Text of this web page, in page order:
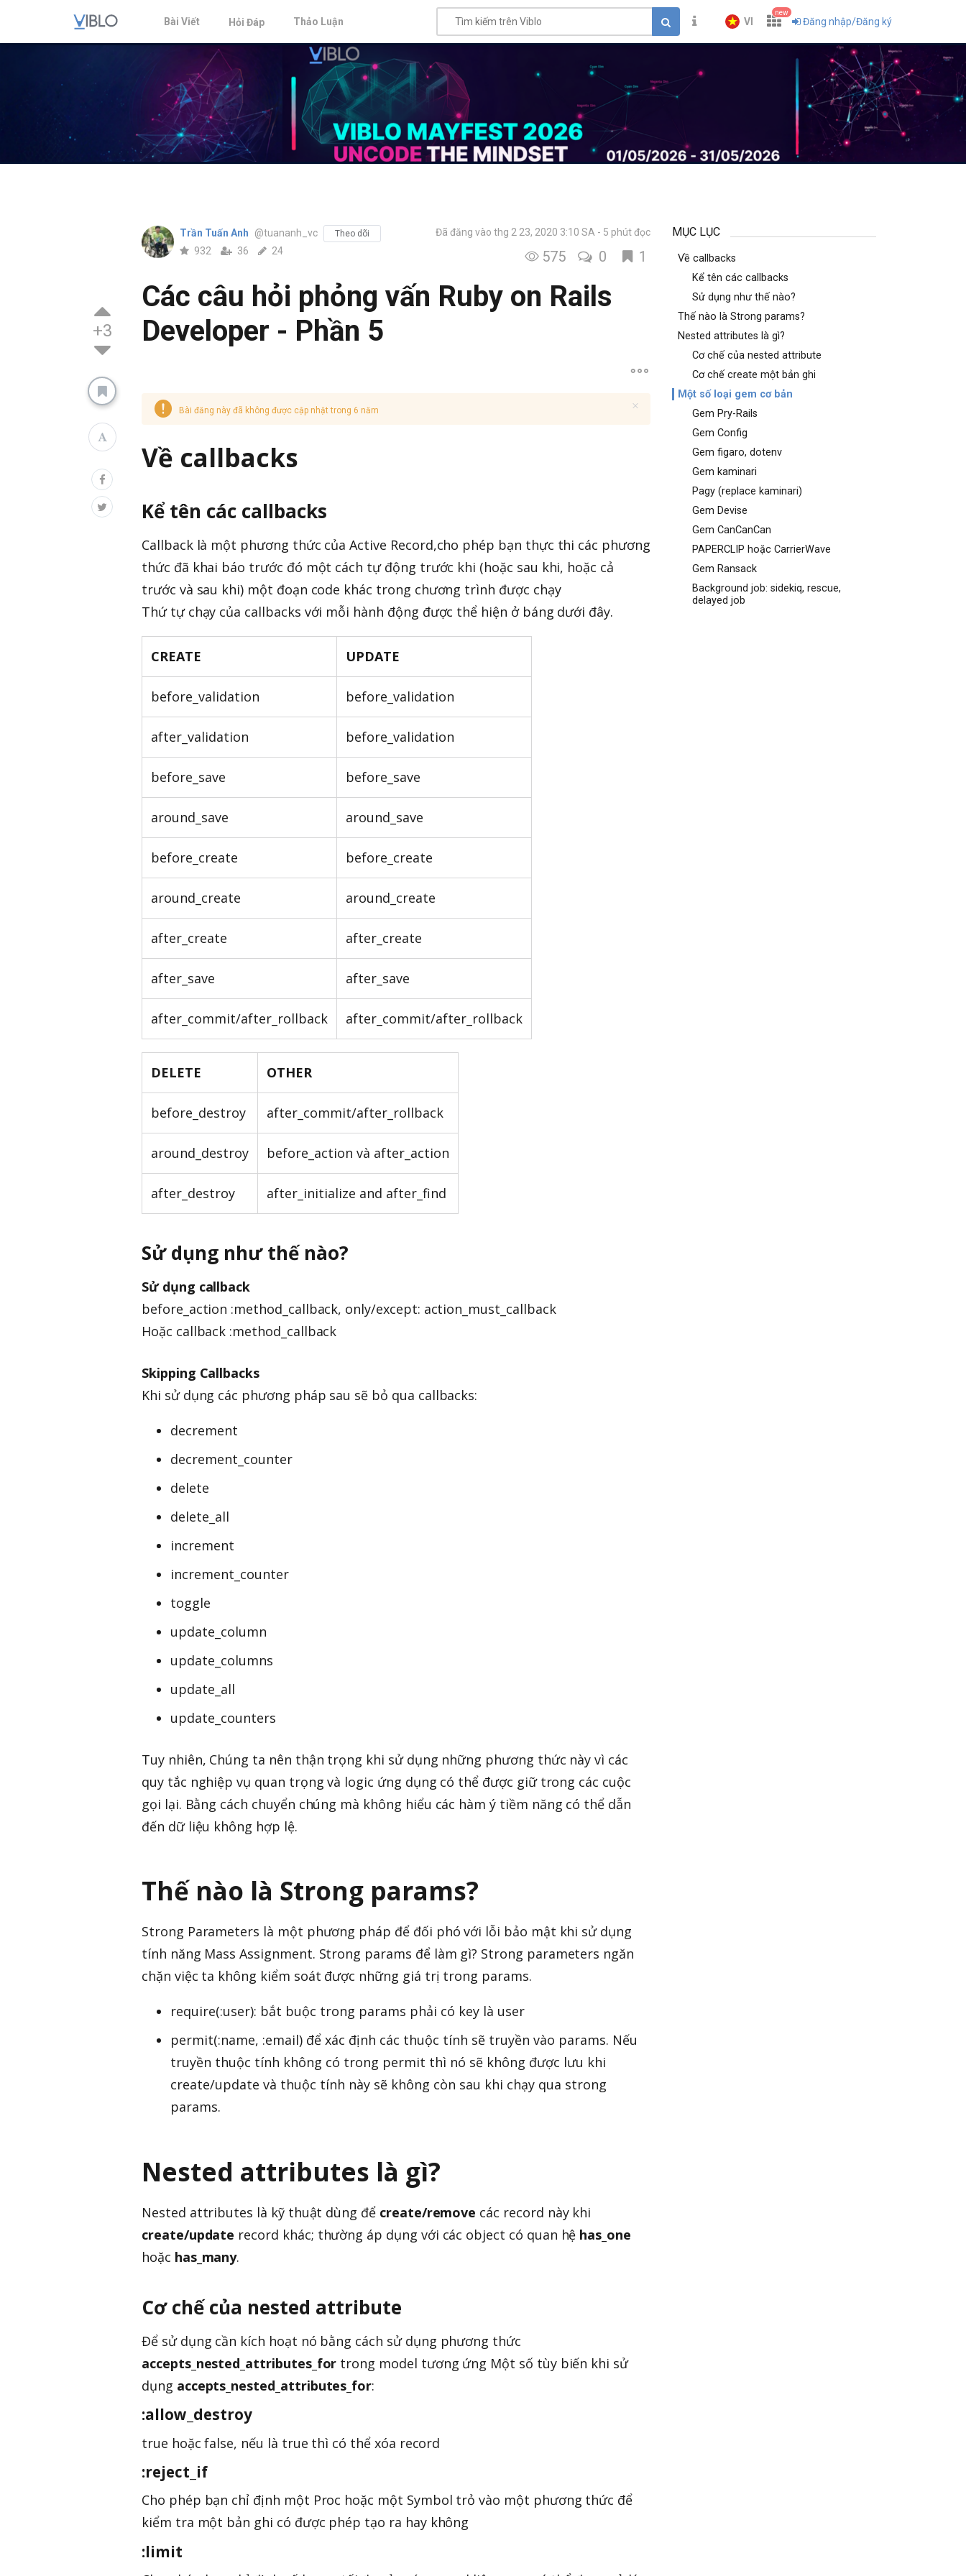
Bài Viết Hỏi Đáp Thảo Luận VI
new
Đăng nhập/Đăng ký
+3
Trần Tuấn Anh @tuananh_vc Theo dõi
932 36 24
Đã đăng vào thg 2 23, 2020 3:10 SA 5 phút đọc
575 0 1
Các câu hỏi phỏng vấn Ruby on Rails
Developer - Phần 5
Bài đăng này đã không được cập nhật trong 6 năm
Về callbacks
Kể tên các callbacks
Callback là một phương thức của Active Record,cho phép bạn thực thi các phương
thức đã khai báo trước đó một cách tự động trước khi (hoặc sau khi, hoặc cả
trước và sau khi) một đoạn code khác trong chương trình được chạy
Thứ tự chạy của callbacks với mỗi hành động được thể hiện ở báng dưới đây.
CREATE UPDATE
before_validation before_validation
after_validation before_validation
before_save before_save
around_save around_save
before_create before_create
around_create around_create
after_create after_create
after_save after_save
after_commit/after_rollback after_commit/after_rollback
DELETE OTHER
before_destroy after_commit/after_rollback
around_destroy before_action và after_action
after_destroy after_initialize and after_find
Sử dụng như thế nào?
Sử dụng callback
before_action :method_callback, only/except: action_must_callback
Hoặc callback :method_callback
Skipping Callbacks
Khi sử dụng các phương pháp sau sẽ bỏ qua callbacks:
decrement
decrement_counter
delete
delete_all
increment
increment_counter
toggle
update_column
update_columns
update_all
update_counters
Tuy nhiên, Chúng ta nên thận trọng khi sử dụng những phương thức này vì các
quy tắc nghiệp vụ quan trọng và logic ứng dụng có thể được giữ trong các cuộc
gọi lại. Bằng cách chuyển chúng mà không hiểu các hàm ý tiềm năng có thể dẫn
đến dữ liệu không hợp lệ.
Thế nào là Strong params?
Strong Parameters là một phương pháp để đối phó với lỗi bảo mật khi sử dụng
tính năng Mass Assignment. Strong params để làm gì? Strong parameters ngăn
chặn việc ta không kiểm soát được những giá trị trong params.
require(:user): bắt buộc trong params phải có key là user
permit(:name, :email) để xác định các thuộc tính sẽ truyền vào params. Nếu
truyền thuộc tính không có trong permit thì nó sẽ không được lưu khi
create/update và thuộc tính này sẽ không còn sau khi chạy qua strong
params.
Nested attributes là gì?
Nested attributes là kỹ thuật dùng để create/remove các record này khi
create/update record khác; thường áp dụng với các object có quan hệ has_one
hoặc has_many.
Cơ chế của nested attribute
Để sử dụng cần kích hoạt nó bằng cách sử dụng phương thức
accepts_nested_attributes_for trong model tương ứng Một số tùy biến khi sử
dụng accepts_nested_attributes_for:
:allow_destroy
true hoặc false, nếu là true thì có thể xóa record
:reject_if
Cho phép bạn chỉ định một Proc hoặc một Symbol trỏ vào một phương thức để
kiểm tra một bản ghi có được phép tạo ra hay không
:limit
MỤC LỤC
Về callbacks
Kể tên các callbacks
Sử dụng như thế nào?
Thế nào là Strong params?
Nested attributes là gì?
Cơ chế của nested attribute
Cơ chế create một bản ghi
Một số loại gem cơ bản
Gem Pry-Rails
Gem Config
Gem figaro, dotenv
Gem kaminari
Pagy (replace kaminari)
Gem Devise
Gem CanCanCan
PAPERCLIP hoặc CarrierWave
Gem Ransack
Background job: sidekiq, rescue,
delayed job